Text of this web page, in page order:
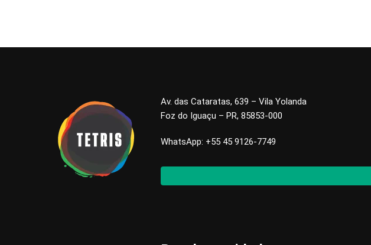
Av. das Cataratas, 639 – Vila Yolanda
Foz do Iguaçu – PR, 85853-000
WhatsApp: +55 45 9126-7749